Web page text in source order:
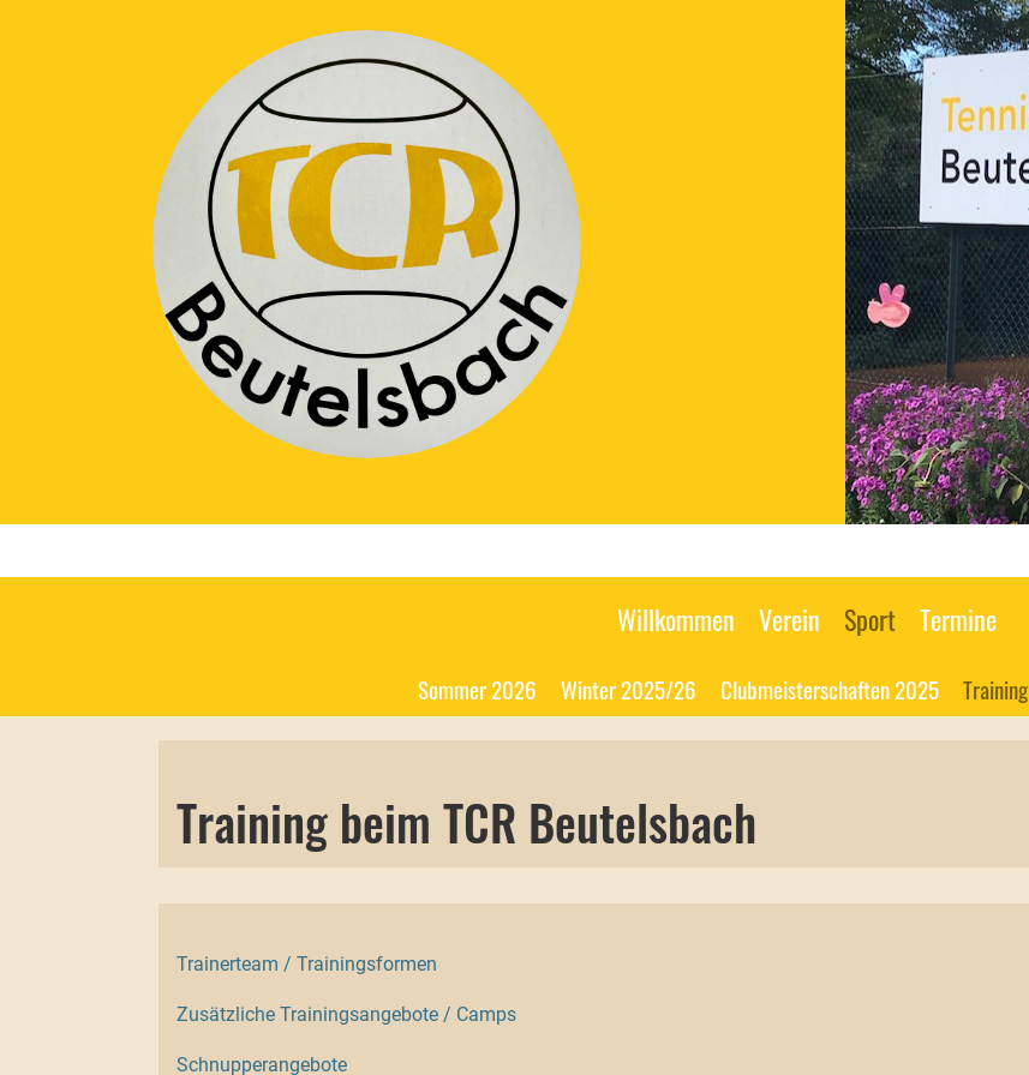
Willkommen Verein Sport Termine
Sommer 2026 Winter 2025/26 Clubmeisterschaften 2025 Training
Training beim TCR Beutelsbach
Trainerteam / Trainingsformen
Zusätzliche Trainingsangebote / Camps
Schnupperangebote